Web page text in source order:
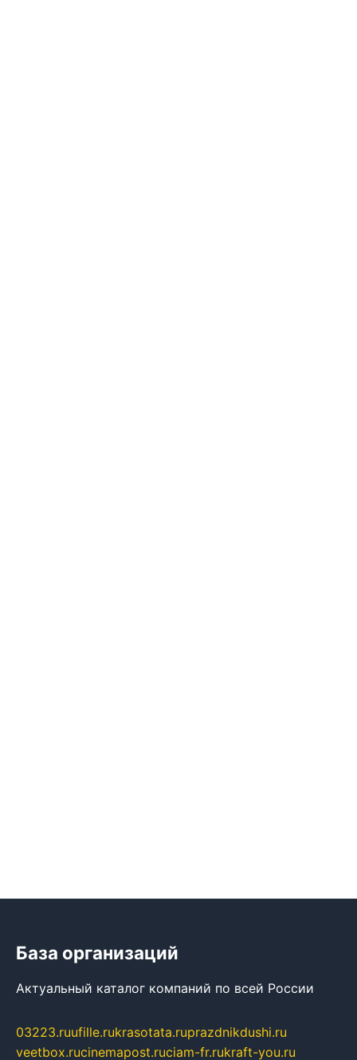
База организаций
Актуальный каталог компаний по всей России
03223.ruufille.rukrasotata.ruprazdnikdushi.ru
veetbox.rucinemapost.ruciam-fr.rukraft-you.ru